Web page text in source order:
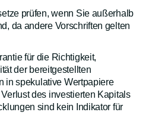
prüfen, wenn Sie außerhalb
da andere Vorschriften gelten
für die Richtigkeit,
der bereitgestellten
in spekulative Wertpapiere
des investierten Kapitals
sind kein Indikator für